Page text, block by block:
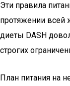
Эти правила
протяжении всей
диеты DASH
строгих
План питания на